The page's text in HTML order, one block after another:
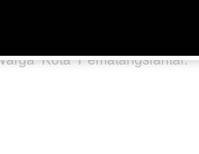
(32), tiga lainnya selamat
Kota Pematangsiantar.